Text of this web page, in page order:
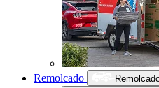
Remolcado